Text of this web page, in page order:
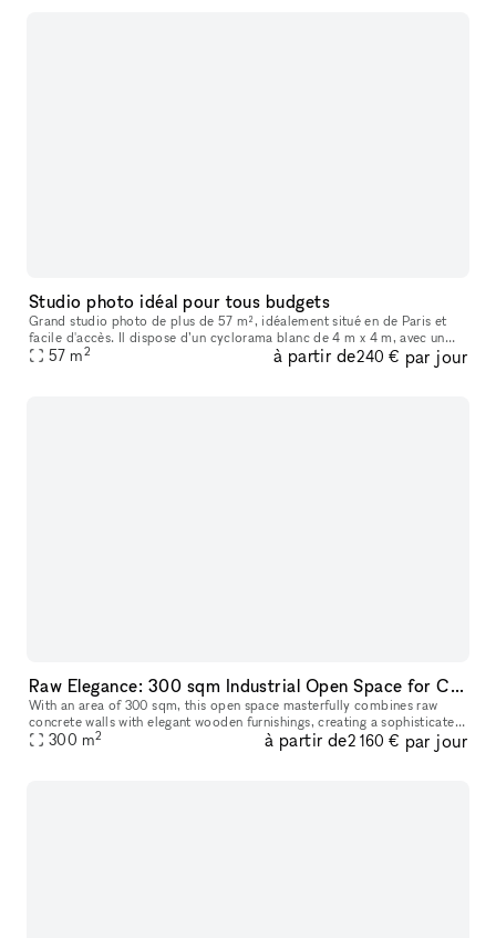
Studio photo idéal pour tous budgets
Grand studio photo de plus de 57 m², idéalement situé en de Paris et
facile d'accès. Il dispose d’un cyclorama blanc de 4 m x 4 m, avec un
recul de plus de 8 mètres. (Changement de couleur possible s
57 m2 à partir de240 € par jour
Raw Elegance: 300 sqm Industrial Open Space for Creative Projects, Showrooms and more.
With an area of 300 sqm, this open space masterfully combines raw
concrete walls with elegant wooden furnishings, creating a sophisticated
industrial atmosphere. Located in a prime position, it is th
300 m2 à partir de2 160 € par jour